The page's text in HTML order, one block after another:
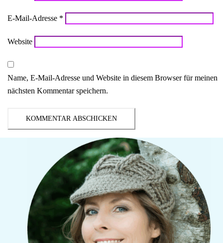
E-Mail-Adresse *
Website
Name, E-Mail-Adresse und Website in diesem Browser für meinen
nächsten Kommentar speichern.